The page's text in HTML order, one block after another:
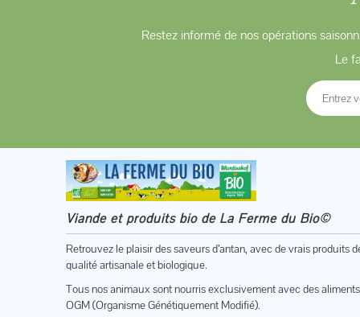
Restez informé de nos opérations
Le
Viande et produits bio de La Ferme du Bio©
Retrouvez le plaisir des saveurs d’antan, avec de vrais produits
qualité artisanale et biologique.
Tous nos animaux sont nourris exclusivement avec des
OGM (Organisme Génétiquement Modifié).